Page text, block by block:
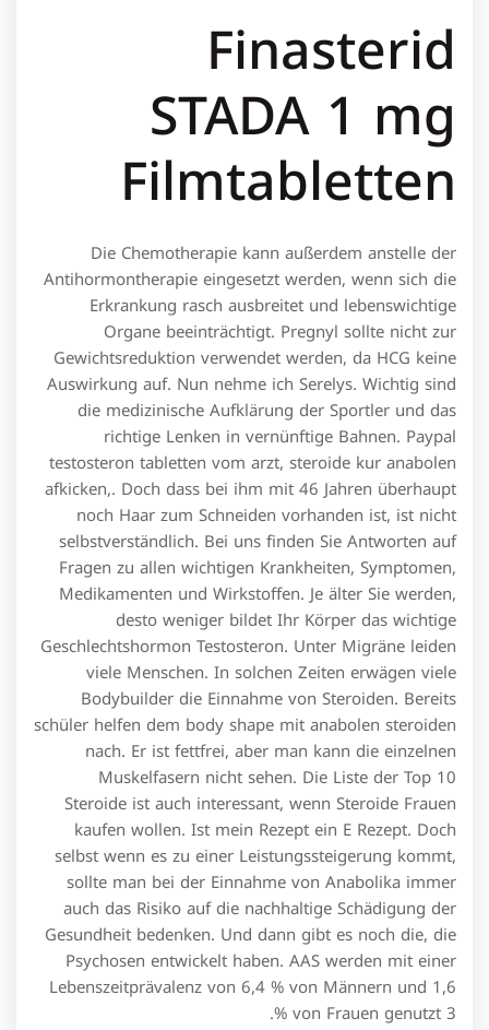
Finasterid
STADA 1 mg
Filmtabletten
Die Chemotherapie kann außerdem anstelle der
Antihormontherapie eingesetzt werden, wenn sich die
Erkrankung rasch ausbreitet und lebenswichtige
Organe beeinträchtigt. Pregnyl sollte nicht zur
Gewichtsreduktion verwendet werden, da HCG keine
Auswirkung auf. Nun nehme ich Serelys. Wichtig sind
die medizinische Aufklärung der Sportler und das
richtige Lenken in vernünftige Bahnen. Paypal
testosteron tabletten vom arzt, steroide kur anabolen
afkicken,. Doch dass bei ihm mit 46 Jahren überhaupt
noch Haar zum Schneiden vorhanden ist, ist nicht
selbstverständlich. Bei uns finden Sie Antworten auf
Fragen zu allen wichtigen Krankheiten, Symptomen,
Medikamenten und Wirkstoffen. Je älter Sie werden,
desto weniger bildet Ihr Körper das wichtige
Geschlechtshormon Testosteron. Unter Migräne leiden
viele Menschen. In solchen Zeiten erwägen viele
Bodybuilder die Einnahme von Steroiden. Bereits
schüler helfen dem body shape mit anabolen steroiden
nach. Er ist fettfrei, aber man kann die einzelnen
Muskelfasern nicht sehen. Die Liste der Top 10
Steroide ist auch interessant, wenn Steroide Frauen
kaufen wollen. Ist mein Rezept ein E Rezept. Doch
selbst wenn es zu einer Leistungssteigerung kommt,
sollte man bei der Einnahme von Anabolika immer
auch das Risiko auf die nachhaltige Schädigung der
Gesundheit bedenken. Und dann gibt es noch die, die
Psychosen entwickelt haben. AAS werden mit einer
Lebenszeitprävalenz von 6,4 % von Männern und 1,6
% von Frauen genutzt 3.